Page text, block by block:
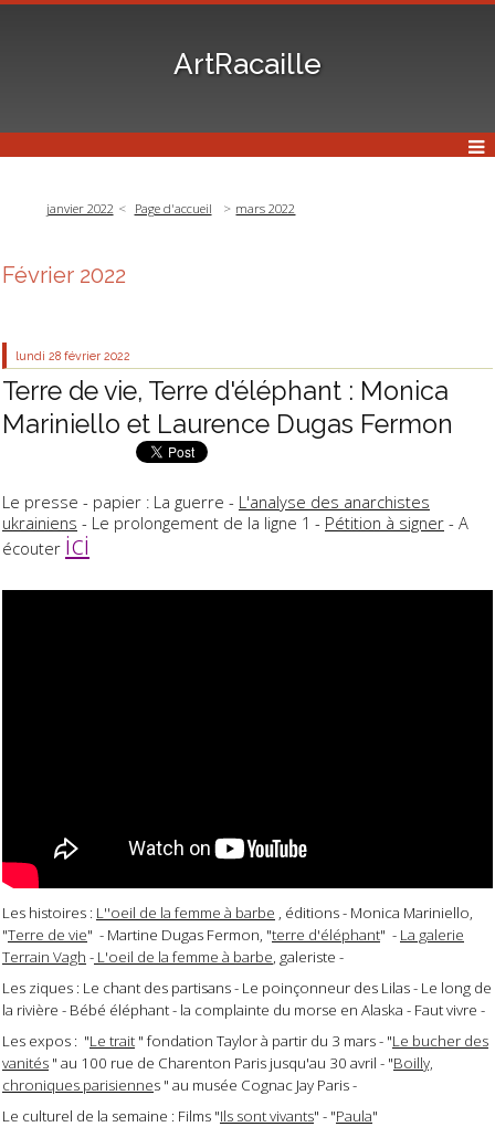
ArtRacaille
janvier 2022 Page d'accueil mars 2022
Février 2022
lundi 28 février 2022
Terre de vie, Terre d'éléphant : Monica
Mariniello et Laurence Dugas Fermon
Le presse - papier : La guerre - L'analyse des anarchistes
ukrainiens - Le prolongement de la ligne 1 - Pétition à signer - A
écouter ici
Les histoires : L''oeil de la femme à barbe , éditions - Monica Mariniello,
"Terre de vie" - Martine Dugas Fermon, "terre d'éléphant" - La galerie
Terrain Vagh - L'oeil de la femme à barbe, galeriste -
Les ziques : Le chant des partisans - Le poinçonneur des Lilas - Le long de
la rivière - Bébé éléphant - la complainte du morse en Alaska - Faut vivre -
Les expos : "Le trait " fondation Taylor à partir du 3 mars - "Le bucher des
vanités " au 100 rue de Charenton Paris jusqu'au 30 avril - "Boilly,
chroniques parisiennes " au musée Cognac Jay Paris -
Le culturel de la semaine : Films "Ils sont vivants" - "Paula"